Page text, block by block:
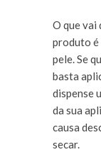
O que vai
produto é
pele. Se
basta
dispense
da sua
causa
secar.